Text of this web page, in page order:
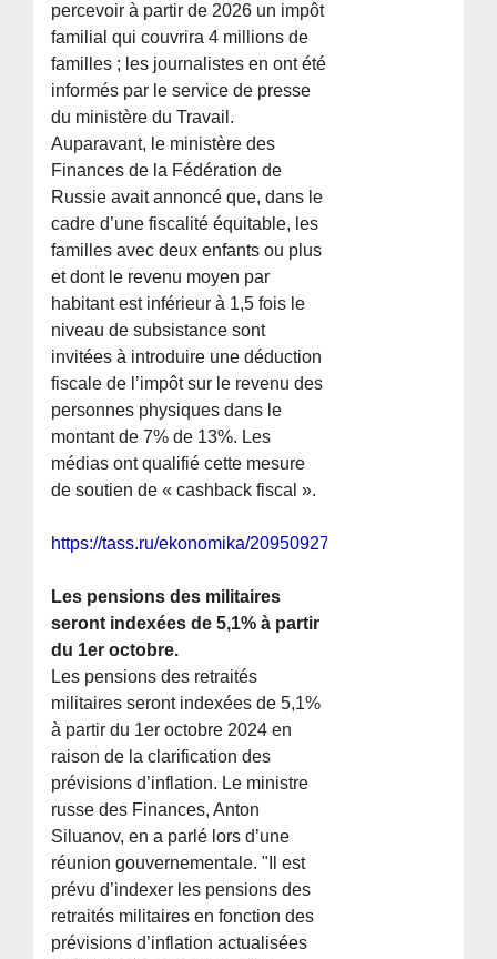
percevoir à partir de 2026 un impôt
familial qui couvrira 4 millions de
familles ; les journalistes en ont été
informés par le service de presse
du ministère du Travail.
Auparavant, le ministère des
Finances de la Fédération de
Russie avait annoncé que, dans le
cadre d’une fiscalité équitable, les
familles avec deux enfants ou plus
et dont le revenu moyen par
habitant est inférieur à 1,5 fois le
niveau de subsistance sont
invitées à introduire une déduction
fiscale de l’impôt sur le revenu des
personnes physiques dans le
montant de 7% de 13%. Les
médias ont qualifié cette mesure
de soutien de « cashback fiscal ».
https://tass.ru/ekonomika/20950927
Les pensions des militaires
seront indexées de 5,1% à partir
du 1er octobre.
Les pensions des retraités
militaires seront indexées de 5,1%
à partir du 1er octobre 2024 en
raison de la clarification des
prévisions d’inflation. Le ministre
russe des Finances, Anton
Siluanov, en a parlé lors d’une
réunion gouvernementale. "Il est
prévu d’indexer les pensions des
retraités militaires en fonction des
prévisions d’inflation actualisées